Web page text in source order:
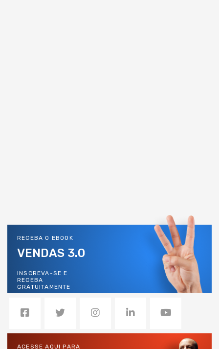
RECEBA O EBOOK
VENDAS 3.0
INSCREVA-SE E
RECEBA
GRATUITAMENTE
ACESSE AQUI PARA